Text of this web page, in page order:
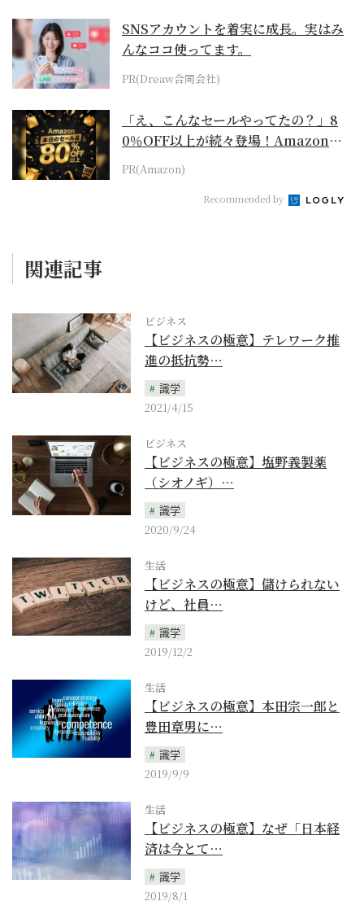
SNSアカウントを着実に成長。実はみ
んなココ使ってます。
PR(Dreaw合同会社)
「え、こんなセールやってたの？」8
0％OFF以上が続々登場！Amazonの
本気が...
PR(Amazon)
Recommended by
関連記事
ビジネス
【ビジネスの極意】テレワーク推
進の抵抗勢…
識学
2021/4/15
ビジネス
【ビジネスの極意】塩野義製薬
（シオノギ）…
識学
2020/9/24
生活
【ビジネスの極意】儲けられない
けど、社員…
識学
2019/12/2
生活
【ビジネスの極意】本田宗一郎と
豊田章男に…
識学
2019/9/9
生活
【ビジネスの極意】なぜ「日本経
済は今とて…
識学
2019/8/1